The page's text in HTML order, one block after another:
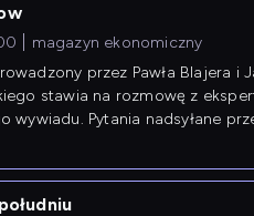
magazyn ekonomiczny
przez Pawła Blajera i
stawia na rozmowę z
wywiadu. Pytania nadsyłane